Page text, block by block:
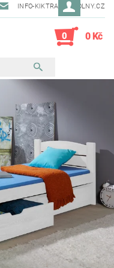
INFO-KIKTRADE@VOLNY.CZ
0 0 Kč